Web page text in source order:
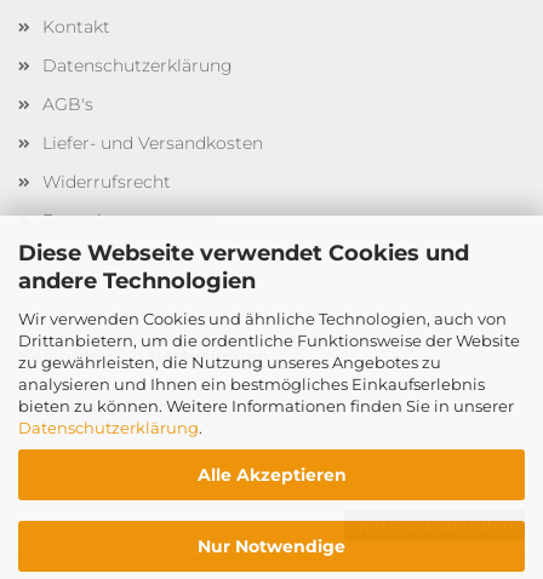
Diese Webseite verwendet Cookies und
andere Technologien
Wir verwenden Cookies und ähnliche Technologien, auch von
Drittanbietern, um die ordentliche Funktionsweise der Website
zu gewährleisten, die Nutzung unseres Angebotes zu
analysieren und Ihnen ein bestmögliches Einkaufserlebnis
bieten zu können. Weitere Informationen finden Sie in unserer
Datenschutzerklärung.
Alle Akzeptieren
Nur Notwendige
Kontakt
Datenschutzerklärung
AGB's
Liefer- und Versandkosten
Widerrufsrecht
Batterieentsorgung
Cookie Einstellungen
Beratung und Bestellungen
Tel. +49 (0) 221 3551 167
Vertrag widerrufen